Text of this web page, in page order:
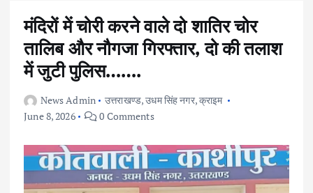
मंदिरों में चोरी करने वाले दो शातिर चोर
तालिब और नौगजा गिरफ्तार, दो की तलाश
में जुटी पुलिस…….
News Admin उत्तराखण्ड,उधम सिंह नगर,क्राइम
June 8, 2026
0 Comments